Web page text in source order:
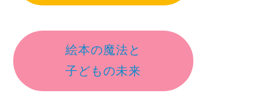
絵本の魔法と
子どもの未来